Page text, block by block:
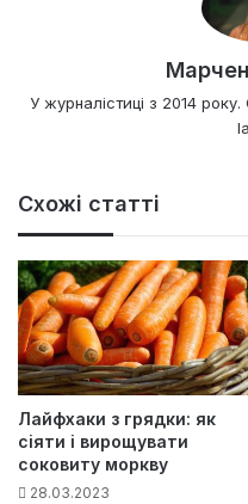
У журналістиці з 2014
Схожі статті
Лайфхаки з грядки: як
сіяти і вирощувати
соковиту моркву
28.03.2023